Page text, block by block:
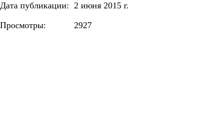
Дата публикации: 2 июня 2015 г.
Просмотры:
2927